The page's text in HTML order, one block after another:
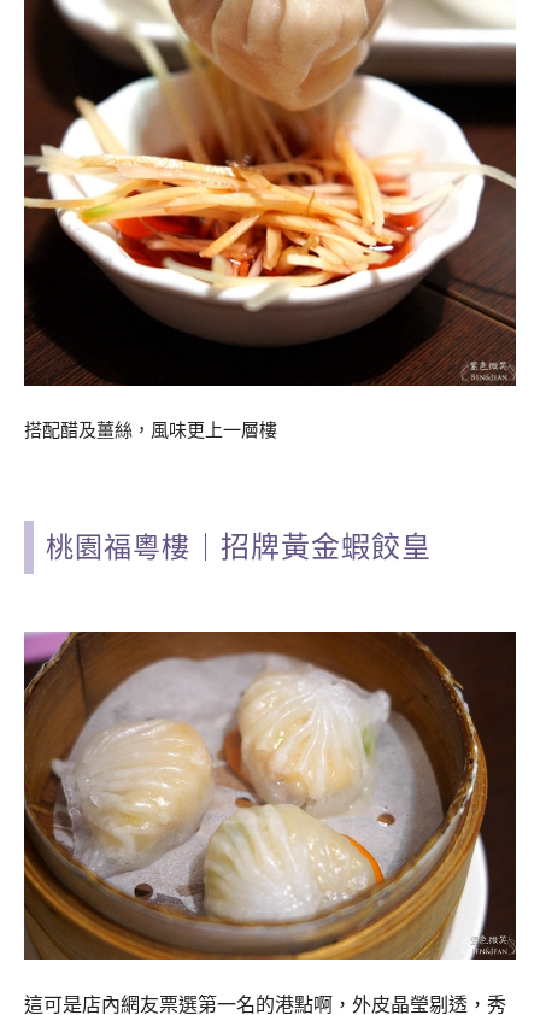
搭配醋及薑絲，風味更上一層樓
桃園福粵樓 招牌黃金蝦餃皇
這可是店內網友票選第一名的港點啊，外皮晶瑩剔透，秀